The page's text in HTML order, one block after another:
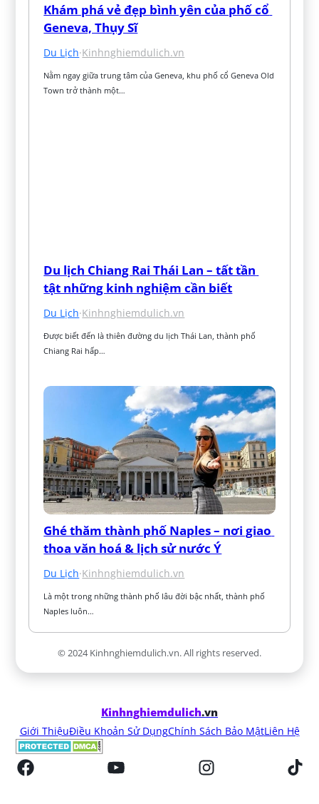
Khám phá vẻ đẹp bình yên của phố cổ
Geneva, Thụy Sĩ
Du Lịch·Kinhnghiemdulich.vn
Nằm ngay giữa trung tâm của Geneva, khu phố cổ Geneva Old
Town trở thành một…
Du lịch Chiang Rai Thái Lan – tất tần
tật những kinh nghiệm cần biết
Du Lịch·Kinhnghiemdulich.vn
Được biết đến là thiên đường du lịch Thái Lan, thành phố
Chiang Rai hấp…
Ghé thăm thành phố Naples – nơi giao
thoa văn hoá & lịch sử nước Ý
Du Lịch·Kinhnghiemdulich.vn
Là một trong những thành phố lâu đời bậc nhất, thành phố
Naples luôn…
© 2024 Kinhnghiemdulich.vn. All rights reserved.
Kinhnghiemdulich.vn
Giới ThiệuĐiều Khoản Sử DụngChính Sách Bảo MậtLiên Hệ